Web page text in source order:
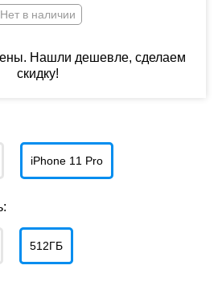
Нет в наличии
Нашли дешевле, сделаем
скидку!
iPhone 11 Pro
512ГБ